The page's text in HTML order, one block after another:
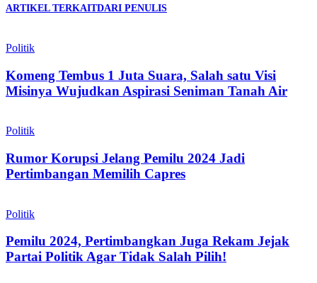
ARTIKEL TERKAITDARI PENULIS
Politik
Komeng Tembus 1 Juta Suara, Salah satu Visi
Misinya Wujudkan Aspirasi Seniman Tanah Air
Politik
Rumor Korupsi Jelang Pemilu 2024 Jadi
Pertimbangan Memilih Capres
Politik
Pemilu 2024, Pertimbangkan Juga Rekam Jejak
Partai Politik Agar Tidak Salah Pilih!